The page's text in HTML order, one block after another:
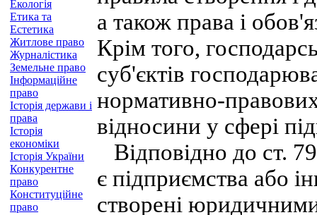
Екологія
Етика та
Естетика
Житлове право
Журналістика
Земельне право
Інформаційне
право
Історія держави і
права
Історія
економіки
Історія України
Конкурентне
право
Конституційне
право
а також права і
Крім того,
суб'єктів
нормативно-
відносини у сфері
Відповідно до ст.
є підприємства або
створені